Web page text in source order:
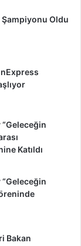
Oldu
Katıldı
Bakan